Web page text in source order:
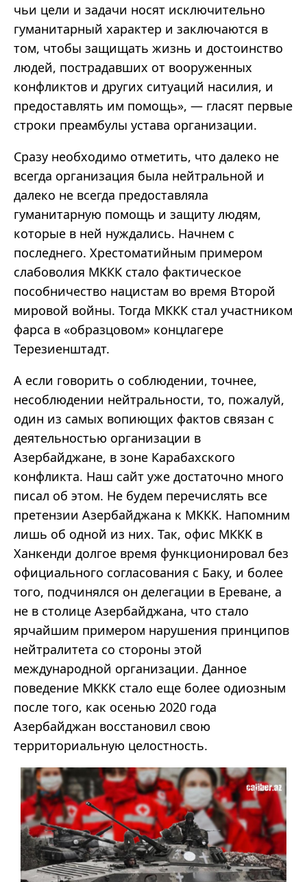
чьи цели и задачи носят исключительно
гуманитарный характер и заключаются в
том, чтобы защищать жизнь и достоинство
людей, пострадавших от вооруженных
конфликтов и других ситуаций насилия, и
предоставлять им помощь», — гласят первые
строки преамбулы устава организации.
Сразу необходимо отметить, что далеко не
всегда организация была нейтральной и
далеко не всегда предоставляла
гуманитарную помощь и защиту людям,
которые в ней нуждались. Начнем с
последнего. Хрестоматийным примером
слабоволия МККК стало фактическое
пособничество нацистам во время Второй
мировой войны. Тогда МККК стал участником
фарса в «образцовом» концлагере
Терезиенштадт.
А если говорить о соблюдении, точнее,
несоблюдении нейтральности, то, пожалуй,
один из самых вопиющих фактов связан с
деятельностью организации в
Азербайджане, в зоне Карабахского
конфликта. Наш сайт уже достаточно много
писал об этом. Не будем перечислять все
претензии Азербайджана к МККК. Напомним
лишь об одной из них. Так, офис МККК в
Ханкенди долгое время функционировал без
официального согласования с Баку, и более
того, подчинялся он делегации в Ереване, а
не в столице Азербайджана, что стало
ярчайшим примером нарушения принципов
нейтралитета со стороны этой
международной организации. Данное
поведение МККК стало еще более одиозным
после того, как осенью 2020 года
Азербайджан восстановил свою
территориальную целостность.